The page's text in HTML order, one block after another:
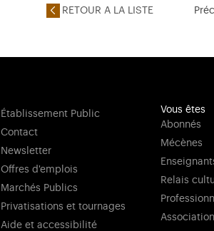
RETOUR A LA LISTE
Établissement Public
Contact
Newsletter
Offres d'emplois
Marchés Publics
Privatisations et tournages
Aide et accessibilité
Vous êtes
Abonnés
Mécènes
Relais